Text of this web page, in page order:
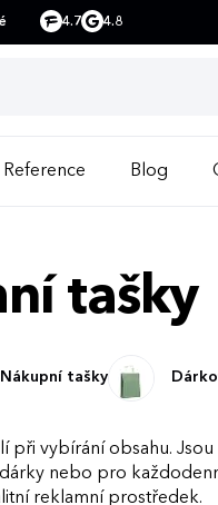
4.7 4.8
Reference Blog
tašky
Nákupní tašky
při vybírání obsahu.
nebo pro
reklamní prostředek.